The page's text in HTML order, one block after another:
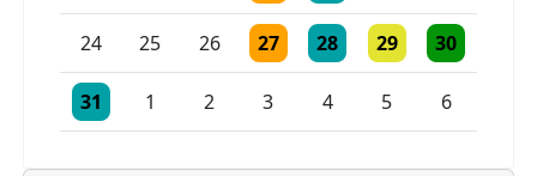
24 25 26 27
Einzelne Veranstaltung
28
Einzelne Veranstaltung
29
Einzelne30
Einzelne
31
Einzelne Veranstaltung
1 2 3
Einzelne Veranstaltung
4
Einzelne Veranstaltung
5 6